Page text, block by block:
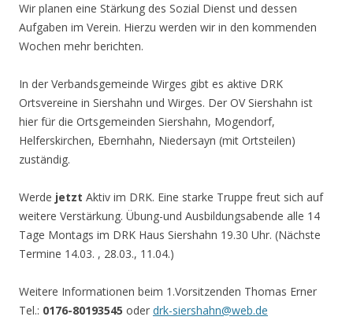
Wir planen eine Stärkung des Sozial Dienst und dessen
Aufgaben im Verein. Hierzu werden wir in den kommenden
Wochen mehr berichten.
In der Verbandsgemeinde Wirges gibt es aktive DRK
Ortsvereine in Siershahn und Wirges. Der OV Siershahn ist
hier für die Ortsgemeinden Siershahn, Mogendorf,
Helferskirchen, Ebernhahn, Niedersayn (mit Ortsteilen)
zuständig.
Werde jetzt Aktiv im DRK. Eine starke Truppe freut sich auf
weitere Verstärkung. Übung-und Ausbildungsabende alle 14
Tage Montags im DRK Haus Siershahn 19.30 Uhr. (Nächste
Termine 14.03. , 28.03., 11.04.)
Weitere Informationen beim 1.Vorsitzenden Thomas Erner
Tel.: 0176-80193545 oder drk-siershahn@web.de